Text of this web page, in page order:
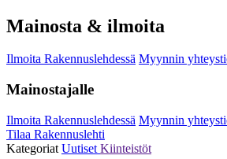
Mainosta & ilmoita
Ilmoita Rakennuslehdessä Myynnin
Mainostajalle
Ilmoita Rakennuslehdessä Myynnin
Tilaa Rakennuslehti
Kategoriat Uutiset Kiinteistöt